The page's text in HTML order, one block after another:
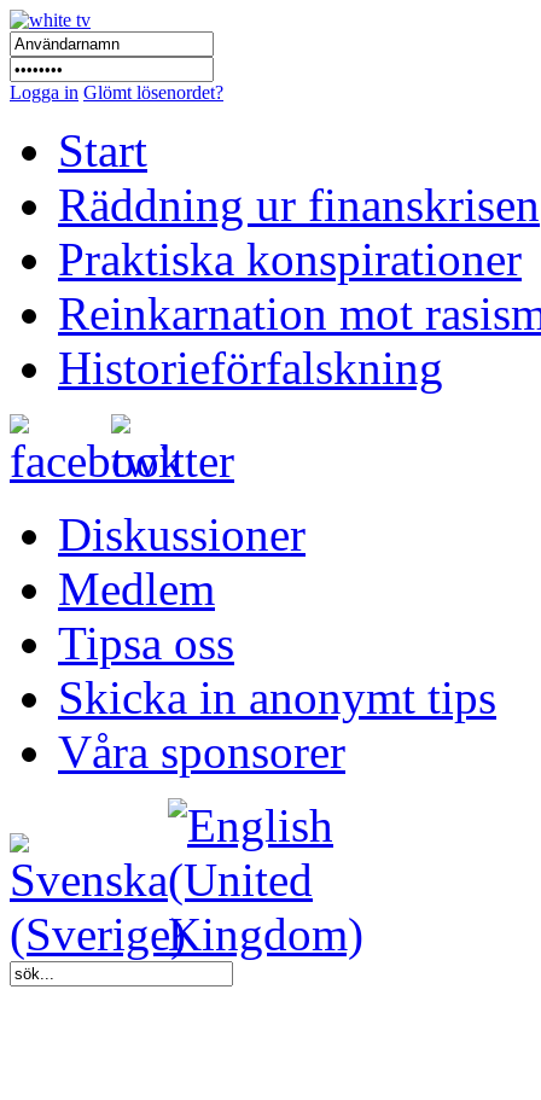
Logga in Glömt lösenordet?
Start
Räddning ur finanskrisen
Praktiska konspirationer
Reinkarnation mot
Historieförfalskning
Diskussioner
Medlem
Tipsa oss
Skicka in anonymt tips
Våra sponsorer